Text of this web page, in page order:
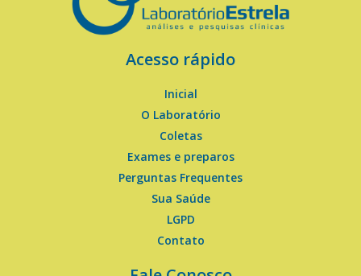
Acesso rápido
Inicial
O Laboratório
Coletas
Exames e preparos
Perguntas Frequentes
Sua Saúde
LGPD
Contato